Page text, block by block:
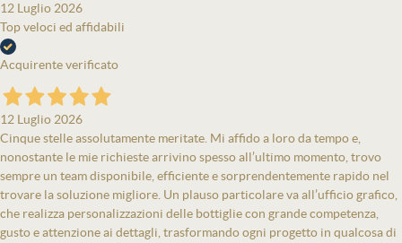
12 Luglio 2026
Top veloci ed affidabili
Acquirente verificato
12 Luglio 2026
Cinque stelle assolutamente meritate. Mi affido a loro da tempo e,
nonostante le mie richieste arrivino spesso all’ultimo momento, trovo
sempre un team disponibile, efficiente e sorprendentemente rapido nel
trovare la soluzione migliore. Un plauso particolare va all’ufficio grafico,
che realizza personalizzazioni delle bottiglie con grande competenza,
gusto e attenzione ai dettagli, trasformando ogni progetto in qualcosa di